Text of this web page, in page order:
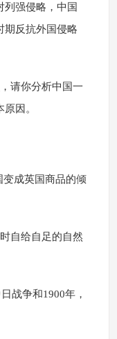
列强侵略，中国
期反抗外国侵略
请你分析中国一
因。
变成英国商品的倾
自给自足的自然
战争和1900年，